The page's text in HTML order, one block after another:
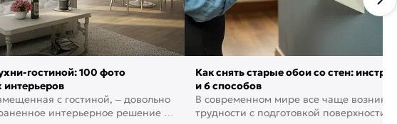
гостиной: 100 фото
интерьеров
с гостиной, – довольно
интерьерное решение в
Как снять старые обои со стен:
и 6 способов
В современном мире все чаще
трудности с подготовкой поверхности